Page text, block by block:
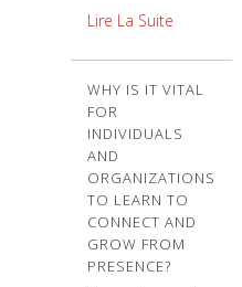
Lire La Suite
WHY IS IT VITAL
FOR
INDIVIDUALS
AND
ORGANIZATIONS
TO LEARN TO
CONNECT AND
GROW FROM
PRESENCE?